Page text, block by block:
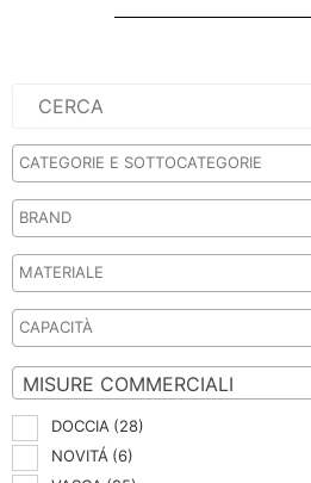
MISURE COMMERCIALI
DOCCIA (28)
NOVITÁ (6)